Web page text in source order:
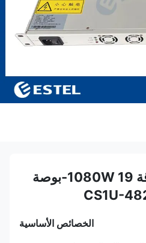
نظام إمدادات الطاقة 1080W 19-بوصة
الخصائص الأساسية